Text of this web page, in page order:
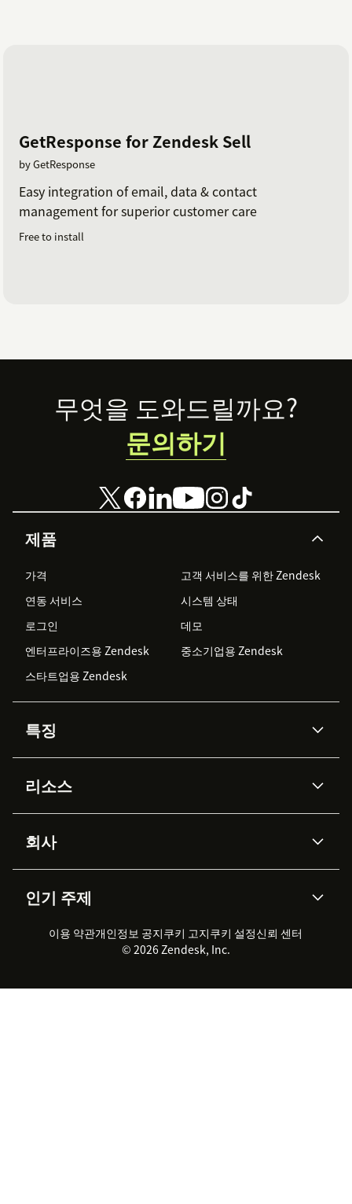
GetResponse for Zendesk Sell
by GetResponse
Easy integration of email, data & contact
management for superior customer care
Free to install
Footer
제품
가격
고객 서비스를 위한 Zendesk
연동 서비스
시스템 상태
로그인
데모
엔터프라이즈용 Zendesk
중소기업용 Zendesk
스타트업용 Zendesk
특징
Zendesk AI
Advanced Data Privacy &
Protection
지식창고
워크포스 관리
실시간 채팅
클라이언트 포털
리소스
API & 개발자
AI 리서치
이벤트 & 웨비나
고객 사례
회사
채용 정보
지속 가능성 보고서
Zendesk Foundation
법적 정보
인기 주제
2026 CX 트렌드
제품 업데이트
고객 서비스 소프트웨어
헬프 데스크 통합 티켓 관리 소
무엇을 도와드릴까요?
문의하기
이용 약관개인정보 공지쿠키 고지쿠키 설정신뢰 센터
© 2026 Zendesk, Inc.